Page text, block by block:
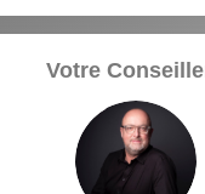
Votre